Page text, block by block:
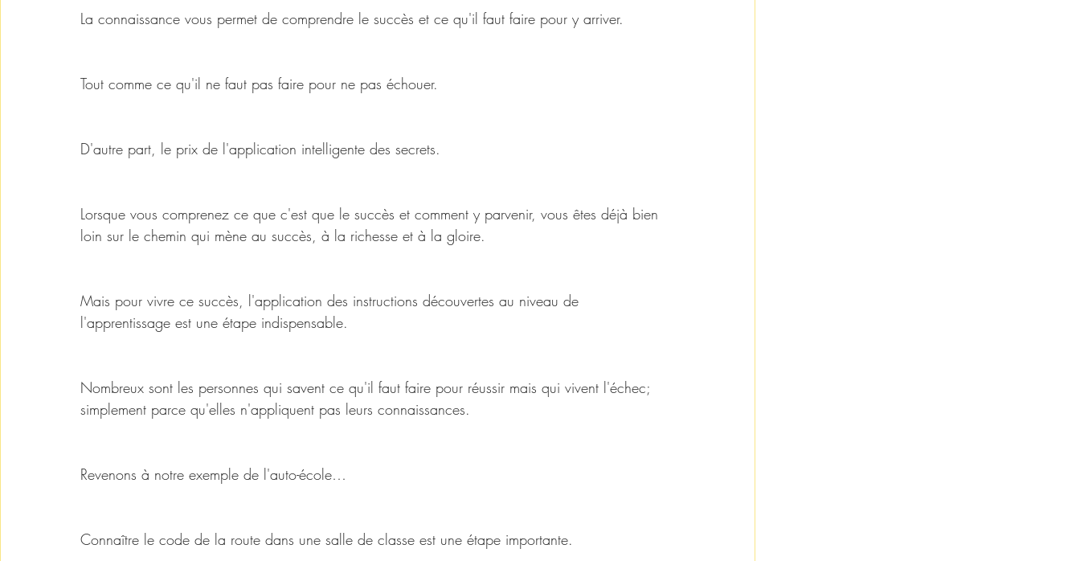
La connaissance vous permet de comprendre le succès et ce qu'il faut faire pour y arriver.
Tout comme ce qu'il ne faut pas faire pour ne pas échouer.
D'autre part, le prix de l'application intelligente des secrets.
Lorsque vous comprenez ce que c'est que le succès et comment y parvenir, vous êtes déjà bien
loin sur le chemin qui mène au succès, à la richesse et à la gloire.
Mais pour vivre ce succès, l'application des instructions découvertes au niveau de
l'apprentissage est une étape indispensable.
Nombreux sont les personnes qui savent ce qu'il faut faire pour réussir mais qui vivent l'échec;
simplement parce qu'elles n'appliquent pas leurs connaissances.
Revenons à notre exemple de l'auto-école…
Connaître le code de la route dans une salle de classe est une étape importante.